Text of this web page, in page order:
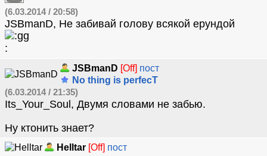
(6.03.2014 / 20:58)
JSBmanD, Не забивай голову всякой ерундой
JSBmanD [Off] пост
No thing is perfecT
(6.03.2014 / 21:35)
Its_Your_Soul, Двумя словами не забью.
Ну ктонить знает?
Helltar [Off] пост